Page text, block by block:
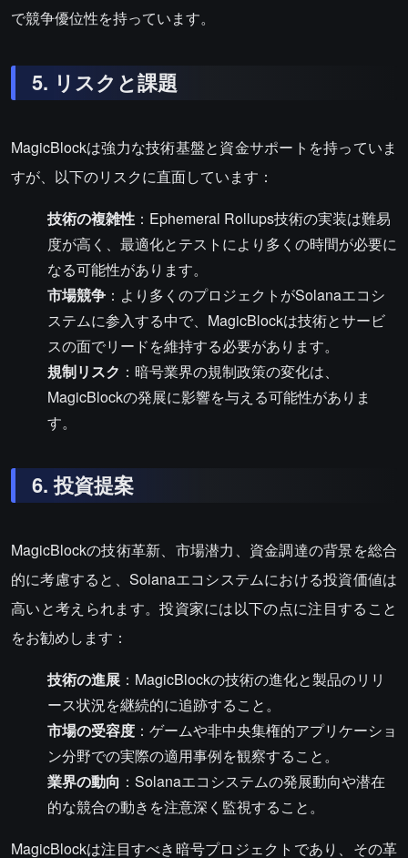
で競争優位性を持っています。
5. リスクと課題
MagicBlockは強力な技術基盤と資金サポートを持っていま
すが、以下のリスクに直面しています：
技術の複雑性 ：Ephemeral Rollups技術の実装は難易
度が高く、最適化とテストにより多くの時間が必要に
なる可能性があります。
市場競争 ：より多くのプロジェクトがSolanaエコシ
ステムに参入する中で、MagicBlockは技術とサービ
スの面でリードを維持する必要があります。
規制リスク ：暗号業界の規制政策の変化は、
MagicBlockの発展に影響を与える可能性がありま
す。
6. 投資提案
MagicBlockの技術革新、市場潜力、資金調達の背景を総合
的に考慮すると、Solanaエコシステムにおける投資価値は
高いと考えられます。投資家には以下の点に注目すること
をお勧めします：
技術の進展 ：MagicBlockの技術の進化と製品のリリ
ース状況を継続的に追跡すること。
市場の受容度 ：ゲームや非中央集権的アプリケーショ
ン分野での実際の適用事例を観察すること。
業界の動向 ：Solanaエコシステムの発展動向や潜在
的な競合の動きを注意深く監視すること。
MagicBlockは注目すべき暗号プロジェクトであり、その革